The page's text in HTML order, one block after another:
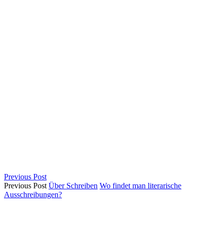
Previous Post
Previous Post Über Schreiben Wo findet man literarische
Ausschreibungen?